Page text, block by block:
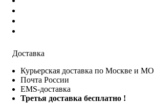
Доставка
Курьерская доставка по Москве и МО
Почта России
EMS-доставка
Третья доставка бесплатно !